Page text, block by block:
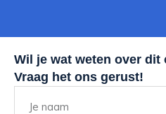
Wil je wat weten over dit
Vraag het ons gerust!